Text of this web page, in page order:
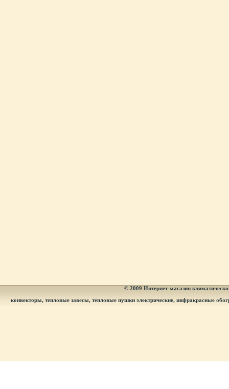
© 2009 Интернет-магазин
конвекторы, тепловые завесы, тепловые пушки электрические, инфракрасные